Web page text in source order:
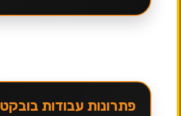
פתרונות עבודות בובקט